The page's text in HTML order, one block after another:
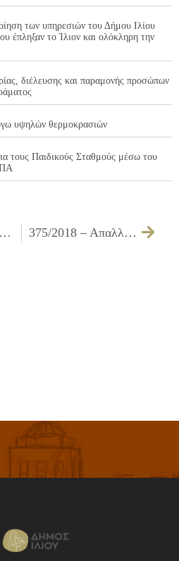
των υπηρεσιών του Δήμου Ιλίου
έπληξαν το Ίλιον και ολόκληρη την
διέλευσης και παραμονής προσώπων
υψηλών θερμοκρασιών
τους Παιδικούς Σταθμούς μέσω του
373/2018 – Διάθεση εξοπλισμού σε Νηπιαγωγεία του Δήμου Ιλίου 375/2018 – Απαλλαγή υπολόγου του υπ΄αριθμ. 2012/2018 χρηματικού εντάλματος προπληρωμής